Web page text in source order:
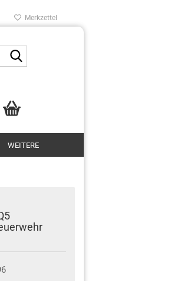
Merkzettel
WEITERE